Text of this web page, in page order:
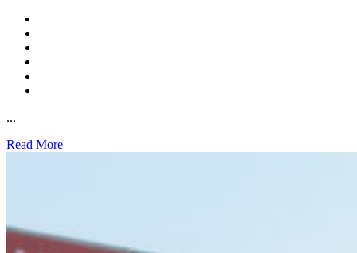
...
Read More